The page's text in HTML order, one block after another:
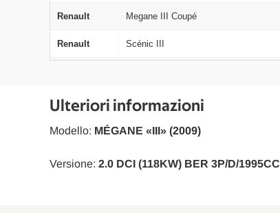
Renault Megane III Coupé
Renault Scénic III
Renault Master III Furgonato
Renault Master III Furgonato
Ulteriori informazioni
Modello: MÉGANE «III» (2009)
Versione: 2.0 DCI (118KW) BER 3P/D/1995CC